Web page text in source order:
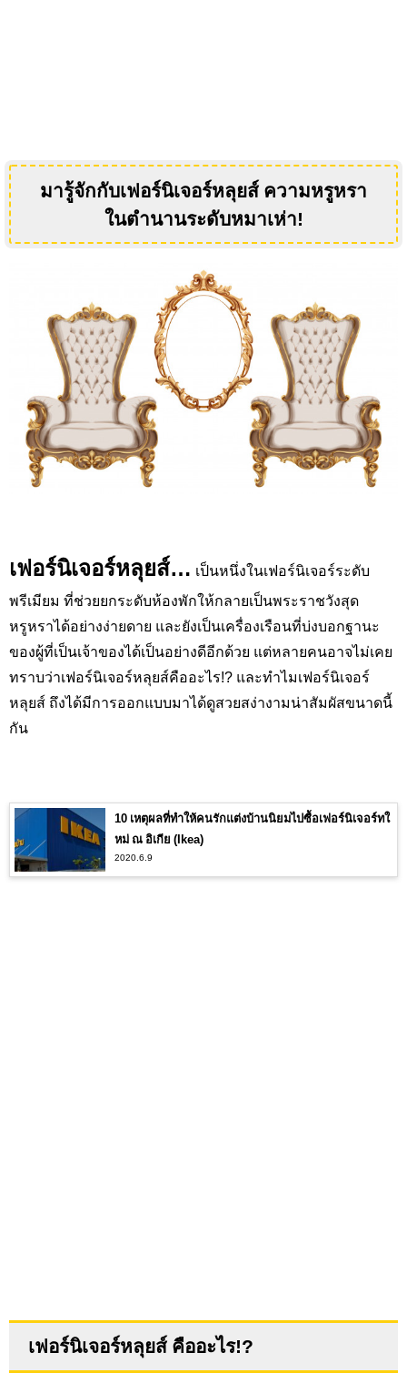
มารู้จักกับเฟอร์นิเจอร์หลุยส์ ความหรูหรา
ในตำนานระดับหมาเห่า!
เฟอร์นิเจอร์หลุยส์… เป็นหนึ่งในเฟอร์นิเจอร์ระดับ
พรีเมียม ที่ช่วยยกระดับห้องพักให้กลายเป็นพระราชวังสุด
หรูหราได้อย่างง่ายดาย และยังเป็นเครื่องเรือนที่บ่งบอกฐานะ
ของผู้ที่เป็นเจ้าของได้เป็นอย่างดีอีกด้วย แต่หลายคนอาจไม่เคย
ทราบว่าเฟอร์นิเจอร์หลุยส์คืออะไร!? และทำไมเฟอร์นิเจอร์
หลุยส์ ถึงได้มีการออกแบบมาได้ดูสวยสง่างามน่าสัมผัสขนาดนี้
กัน
10 เหตุผลที่ทำให้คนรักแต่งบ้านนิยมไปซื้อเฟอร์นิเจอร์ทใ
หม่ ณ อิเกีย (Ikea)
2020.6.9
เฟอร์นิเจอร์หลุยส์ คืออะไร!?